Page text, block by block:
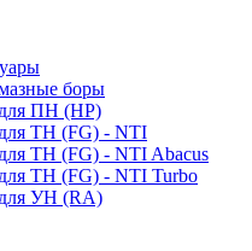
боры
ПН (HP)
ТН (FG) - NTI
ТН (FG) - NTI Abacus
ТН (FG) - NTI Turbo
УН (RA)